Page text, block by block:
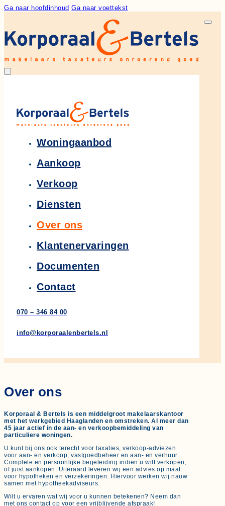
Ga naar hoofdinhoud Ga naar voettekst
Woningaanbod
Aankoop
Verkoop
Diensten
Over ons
Klantenervaringen
Documenten
Contact
070 – 346 84 00
info@korporaalenbertels.nl
Over ons
Korporaal & Bertels is een middelgroot makelaarskantoor
met het werkgebied Haaglanden en omstreken. Al meer dan
45 jaar actief in de aan- en verkoopbemiddeling van
particuliere woningen.
U kunt bij ons ook terecht voor taxaties, verkoop-adviezen
voor aan- en verkoop, vastgoedbeheer en aan- en verhuur.
Complete en persoonlijke begeleiding indien u wilt verkopen,
of juist aankopen. Uiteraard leveren wij een advies op maat
voor hypotheken en verzekeringen. Hiervoor werken wij nauw
samen met hypotheekadviseurs.
Wilt u ervaren wat wij voor u kunnen betekenen? Neem dan
met ons contact op voor een vrijblijvende afspraak!